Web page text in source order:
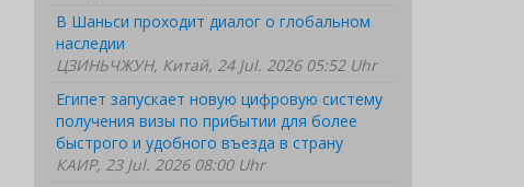
В Шаньси проходит диалог о глобальном
наследии
ЦЗИНЬЧЖУН, Китай, 24 Jul. 2026 05:52 Uhr
Египет запускает новую цифровую систему
получения визы по прибытии для более
быстрого и удобного въезда в страну
КАИР, 23 Jul. 2026 08:00 Uhr